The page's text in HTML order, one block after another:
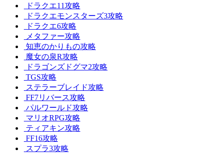
ドラクエ11攻略
ドラクエモンスターズ3攻略
ドラクエ6攻略
メタファー攻略
知恵のかりもの攻略
魔女の泉R攻略
ドラゴンズドグマ2攻略
TGS攻略
ステラーブレイド攻略
FF7リバース攻略
パルワールド攻略
マリオRPG攻略
ティアキン攻略
FF16攻略
スプラ3攻略